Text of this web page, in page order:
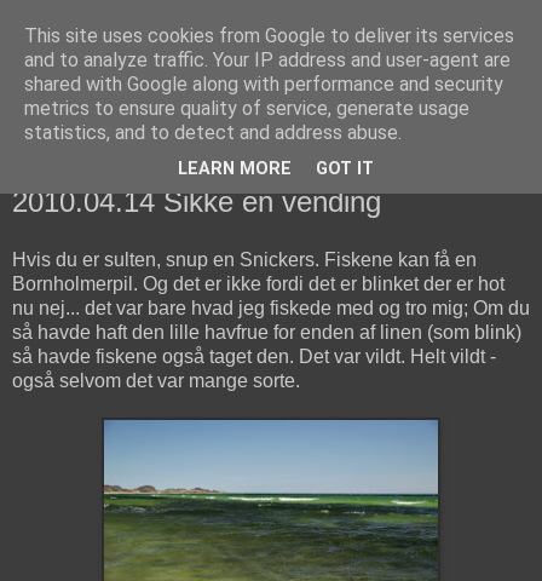
fiskedagbog.dk
Havørredfiskeri, tordenvejr og rav i (en skøn?) tre-enighed
2010.04.14 Sikke en vending
Hvis du er sulten, snup en Snickers. Fiskene kan få en
Bornholmerpil. Og det er ikke fordi det er blinket der er hot
nu nej... det var bare hvad jeg fiskede med og tro mig; Om du
så havde haft den lille havfrue for enden af linen (som blink)
så havde fiskene også taget den. Det var vildt. Helt vildt -
også selvom det var mange sorte.
This site uses cookies from Google to deliver its services
and to analyze traffic. Your IP address and user-agent are
shared with Google along with performance and security
metrics to ensure quality of service, generate usage
statistics, and to detect and address abuse.
LEARN MORE GOT IT